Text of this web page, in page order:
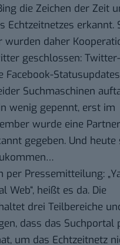
die Zeichen der Zeit
Echtzeitnetzes erkannt.
wurden daher
geschlossen:
Facebook-
Suchmaschinen
wenig gepennt, erst im
wurde eine
gegeben. Und
per Pressemitteilung:
Web“, heißt es da. Die
drei Teilbereiche
dass das Suchportal
um das Echtzeitnetz